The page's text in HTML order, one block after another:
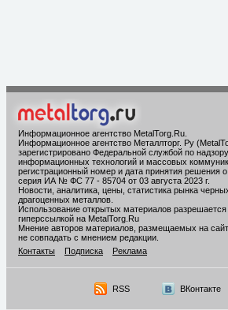
Информационное агентство MetalTorg.Ru
Информационное агентство Металлторг. Ру
зарегистрировано Федеральной службой по
информационных технологий и массовых
регистрационный номер и дата принятия решения о
серия ИА № ФС 77 - 85704 от 03 августа 2023 г.
Новости, аналитика, цены, статистика рынка
драгоценных металлов.
Использование открытых материалов разрешается
гиперссылкой на MetalTorg.Ru
Мнение авторов материалов, размещаемых на
не совпадать с мнением редакции.
Контакты
Подписка Реклама
RSS ВКонтакте